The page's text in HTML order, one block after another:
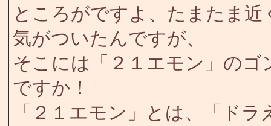
ところがですよ、たまたま
気がついたんですが、
そこには「２１エモン」の
ですか！
「２１エモン」とは、「ド